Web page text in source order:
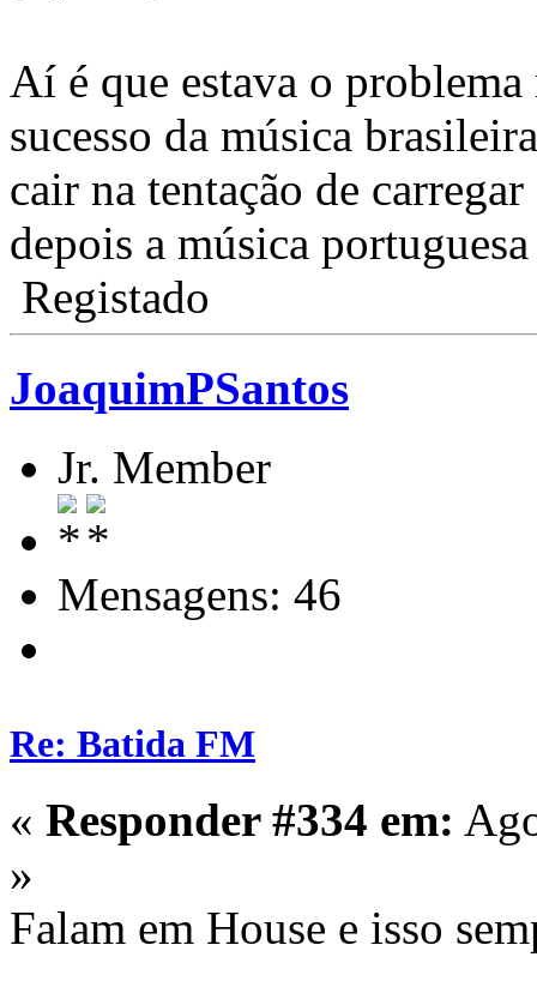
Aí é que estava o
sucesso da música
cair na tentação de
depois a música
Registado
JoaquimPSantos
Jr. Member
Mensagens: 46
Re: Batida FM
« Responder #334 em:
»
Falam em House e isso